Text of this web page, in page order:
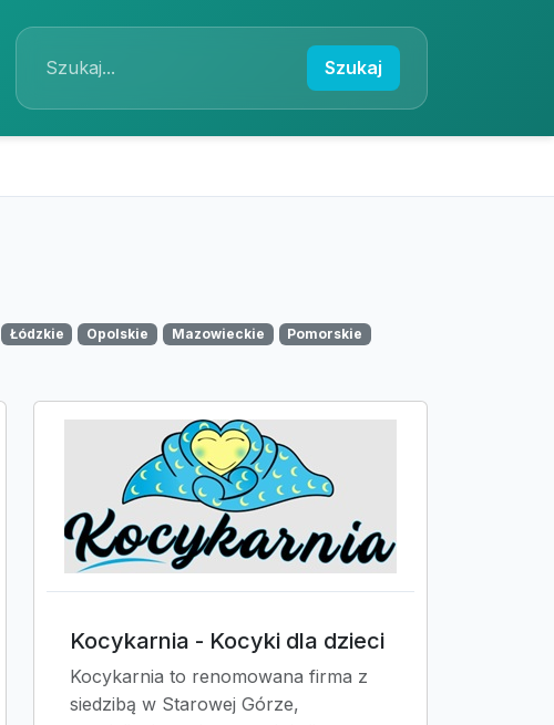
Szukaj
Łódzkie Opolskie Mazowieckie
Pomorskie
Kocykarnia - Kocyki dla dzieci
Kocykarnia to renomowana firma z
siedzibą w Starowej Górze,